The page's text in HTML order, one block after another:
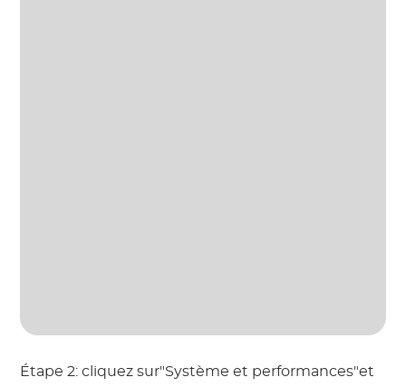
Étape 2: cliquez sur"Système et performances"et